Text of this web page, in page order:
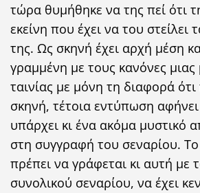
τώρα θυμήθηκε να της πεί ότι
εκείνη που έχει να του στείλει
της. Ως σκηνή έχει αρχή μέση
γραμμένη με τους κανόνες
ταινίας με μόνη τη διαφορά ότι
σκηνή, τέτοια εντύπωση
υπάρχει κι ένα ακόμα μυστικό
στη συγγραφή του σεναρίου.
πρέπει να γράφεται κι αυτή με
συνολικού σεναρίου, να έχει